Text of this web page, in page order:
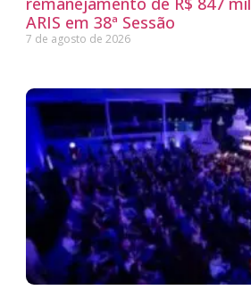
ARIS em 38ª Sessão
7 de agosto de 2026